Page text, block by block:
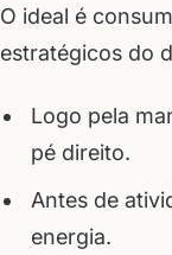
O ideal é
estratégicos do
Logo pela
pé direito.
Antes de
energia.